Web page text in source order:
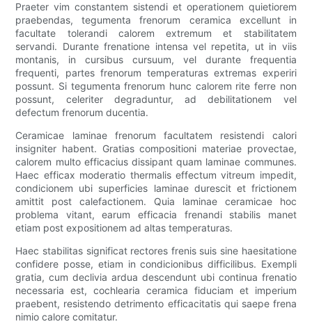
Praeter vim constantem sistendi et operationem quietiorem
praebendas, tegumenta frenorum ceramica excellunt in
facultate tolerandi calorem extremum et stabilitatem
servandi. Durante frenatione intensa vel repetita, ut in viis
montanis, in cursibus cursuum, vel durante frequentia
frequenti, partes frenorum temperaturas extremas experiri
possunt. Si tegumenta frenorum hunc calorem rite ferre non
possunt, celeriter degraduntur, ad debilitationem vel
defectum frenorum ducentia.
Ceramicae laminae frenorum facultatem resistendi calori
insigniter habent. Gratias compositioni materiae provectae,
calorem multo efficacius dissipant quam laminae communes.
Haec efficax moderatio thermalis effectum vitreum impedit,
condicionem ubi superficies laminae durescit et frictionem
amittit post calefactionem. Quia laminae ceramicae hoc
problema vitant, earum efficacia frenandi stabilis manet
etiam post expositionem ad altas temperaturas.
Haec stabilitas significat rectores frenis suis sine haesitatione
confidere posse, etiam in condicionibus difficilibus. Exempli
gratia, cum declivia ardua descendunt ubi continua frenatio
necessaria est, cochlearia ceramica fiduciam et imperium
praebent, resistendo detrimento efficacitatis qui saepe frena
nimio calore comitatur.